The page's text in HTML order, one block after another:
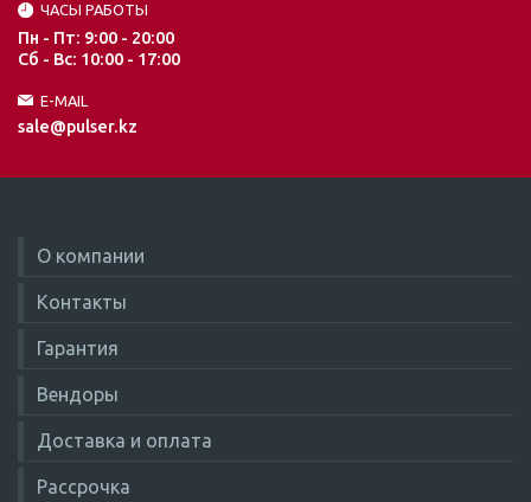
ЧАСЫ РАБОТЫ
Пн - Пт: 9:00 - 20:00
Сб - Вс: 10:00 - 17:00
E-MAIL
sale@pulser.kz
О компании
Контакты
Гарантия
Вендоры
Доставка и оплата
Рассрочка